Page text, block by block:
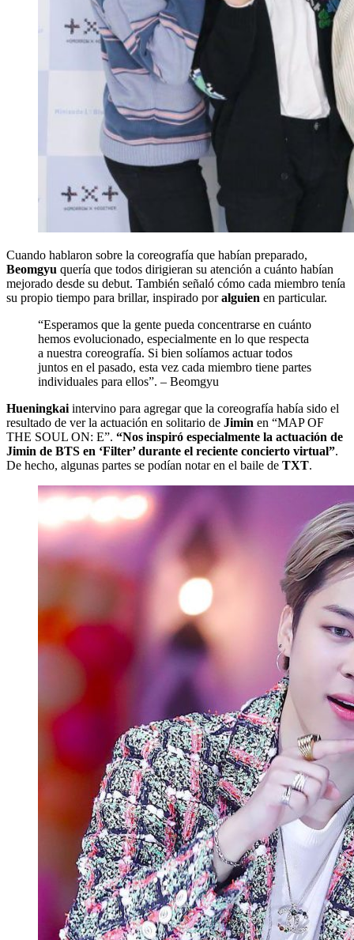
Cuando hablaron sobre la coreografía que habían preparado,
Beomgyu quería que todos dirigieran su atención a cuánto habían
mejorado desde su debut. También señaló cómo cada miembro tenía
su propio tiempo para brillar, inspirado poralguien en particular.
“Esperamos que la gente pueda concentrarse en cuánto
hemos evolucionado, especialmente en lo que respecta
a nuestra coreografía. Si bien solíamos actuar todos
juntos en el pasado, esta vez cada miembro tiene partes
individuales para ellos”. – Beomgyu
Hueningkai intervino para agregar que la coreografía había sido el
resultado de ver la actuación en solitario de Jimin en “MAP OF
THE SOUL ON: E”. “Nos inspiró especialmente la actuación de
Jimin de BTS en ‘Filter’ durante el reciente concierto virtual”.
De hecho, algunas partes se podían notar en el baile de TXT.